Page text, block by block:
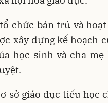
chức bán trú và
xây dựng kế hoạch
học sinh và cha
sở giáo dục tiểu học